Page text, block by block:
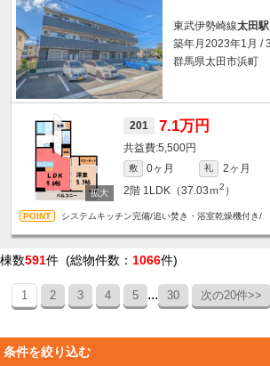
東武伊勢崎線太田駅
築年月2023年1月 /
群馬県太田市浜町
201 7.1万円
5,500円
敷 0ヶ月 礼
2ヶ月
2階 1LDK（37.03ｍ2 ）
システムキッチン完備/追い焚き・浴室乾燥機付き/
棟数591件 (総物件数： 1066件)
1 2 3 4 5 ... 30 次の20件>>
条件を絞り込む